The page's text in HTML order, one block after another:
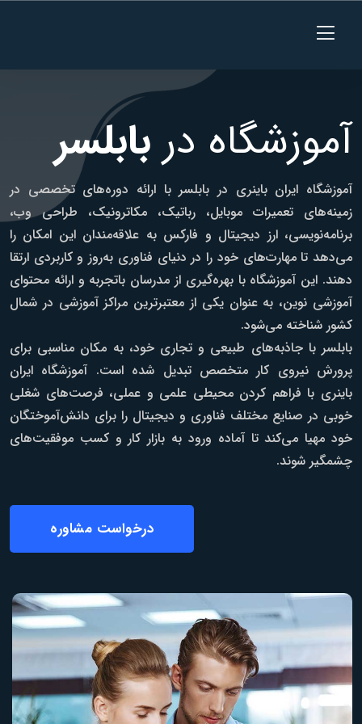
آموزشگاه در بابلسر
آموزشگاه ایران باینری در بابلسر با ارائه دوره‌های تخصصی در
زمینه‌های تعمیرات موبایل، رباتیک، مکاترونیک، طراحی وب،
برنامه‌نویسی، ارز دیجیتال و فارکس به علاقه‌مندان این امکان را
می‌دهد تا مهارت‌های خود را در دنیای فناوری به‌روز و کاربردی ارتقا
دهند. این آموزشگاه با بهره‌گیری از مدرسان باتجربه و ارائه محتوای
آموزشی نوین، به عنوان یکی از معتبرترین مراکز آموزشی در شمال
کشور شناخته می‌شود.
بابلسر با جاذبه‌های طبیعی و تجاری خود، به مکان مناسبی برای
پرورش نیروی کار متخصص تبدیل شده است. آموزشگاه ایران
باینری با فراهم کردن محیطی علمی و عملی، فرصت‌های شغلی
خوبی در صنایع مختلف فناوری و دیجیتال را برای دانش‌آموختگان
خود مهیا می‌کند تا آماده ورود به بازار کار و کسب موفقیت‌های
چشمگیر شوند.
درخواست مشاوره